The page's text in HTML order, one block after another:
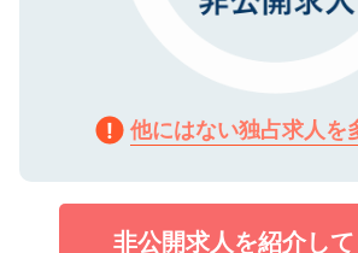
他にはない独占求人を
非公開求人を紹介して